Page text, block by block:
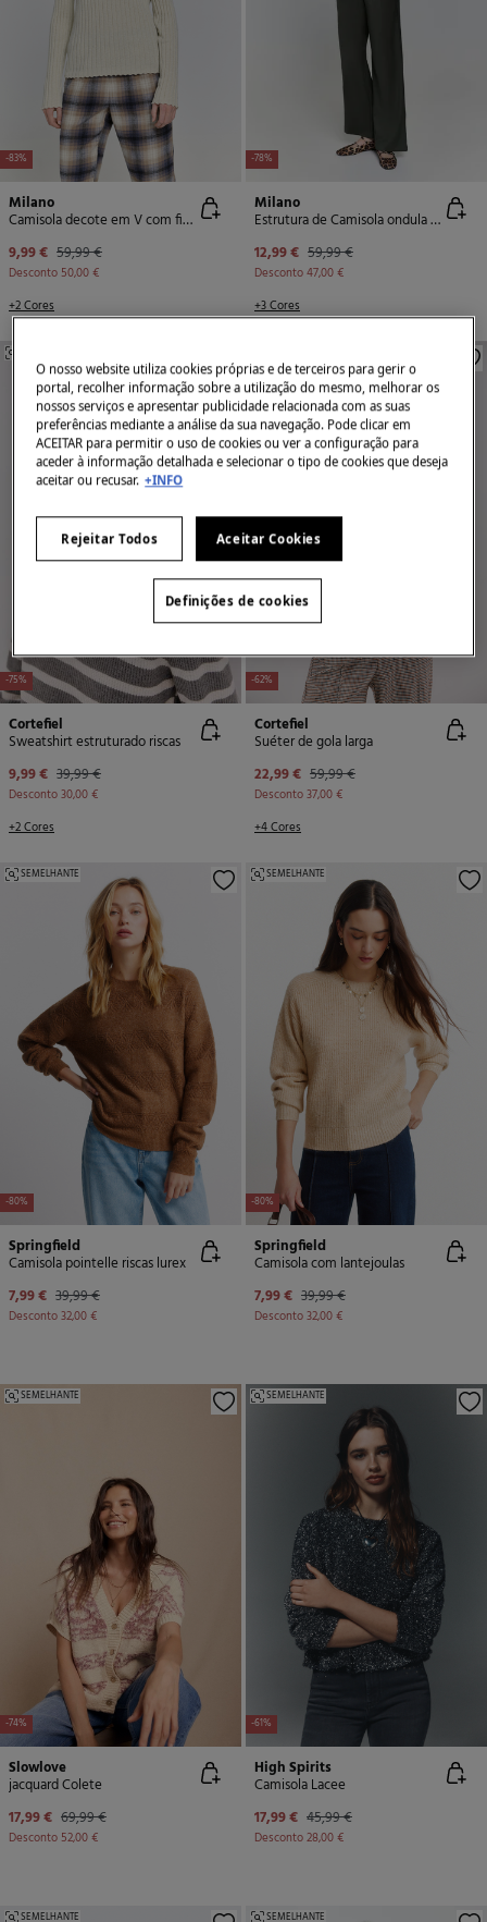
-83%
Milano
Camisola decote em V com fio metálico
9,99 € 59,99 €
Desconto 50,00 €
+2 Cores
-78%
Milano
Estrutura de Camisola ondula na frente
12,99 € 59,99 €
Desconto47,00 €
+3 Cores
-75%
Cortefiel
Sweatshirt estruturado riscas
9,99 € 39,99 €
Desconto30,00 €
+2 Cores
-62%
Cortefiel
Suéter de gola larga
22,99 € 59,99 €
Desconto37,00 €
+4 Cores
-80%
SEMELHANTE
Springfield
Camisola pointelle riscas lurex
7,99 € 39,99 €
Desconto32,00 €
-80%
SEMELHANTE
Springfield
Camisola com lantejoulas
7,99 € 39,99 €
Desconto32,00 €
-74%
SEMELHANTE
Slowlove
jacquard Colete
17,99 € 69,99 €
Desconto 52,00 €
-61%
SEMELHANTE
High Spirits
Camisola Lacee
17,99 € 45,99 €
Desconto28,00 €
SEMELHANTE SEMELHANTE
O nosso website utiliza cookies próprias e de terceiros para gerir o
portal, recolher informação sobre a utilização do mesmo, melhorar os
nossos serviços e apresentar publicidade relacionada com as suas
preferências mediante a análise da sua navegação. Pode clicar em
ACEITAR para permitir o uso de cookies ou ver a configuração para
aceder à informação detalhada e selecionar o tipo de cookies que deseja
aceitar ou recusar. +INFO
Rejeitar Todos Aceitar Cookies
Definições de cookies